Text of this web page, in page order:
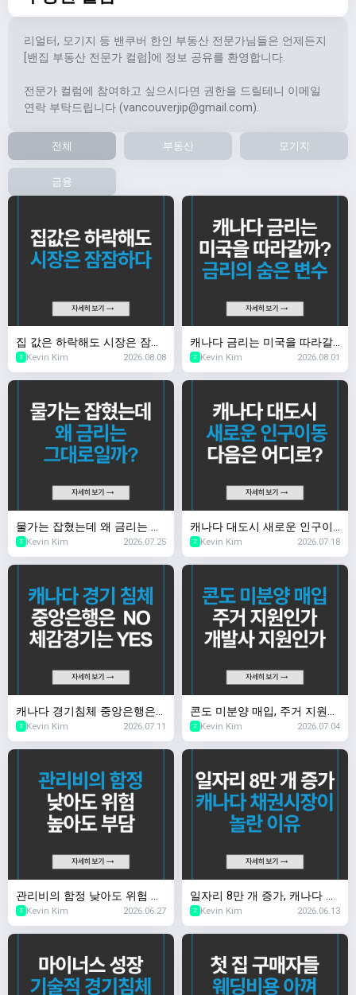
리얼터, 모기지 등 밴쿠버 한인 부동산 전문가님들은 언제든지
[밴집 부동산 전문가 컬럼]에 정보 공유를 환영합니다.
전문가 컬럼에 참여하고 싶으시다면 권한을 드릴테니 이메일
연락 부탁드립니다 (vancouverjip@gmail.com).
전체 부동산 모기지
금융
집 값은 하락해도 시장은 잠잠
하다
2 Kevin Kim 2026.08.08
캐나다 금리는 미국을 따라갈
까? 금리의 숨은 변수
2 Kevin Kim 2026.08.01
물가는 잡혔는데 왜 금리는 그
대로일까?
2 Kevin Kim 2026.07.25
캐나다 대도시 새로운 인구이
동 다음은 어디로?
2 Kevin Kim 2026.07.18
캐나다 경기침체 중앙은행은
NO, 체감 경기는 YES
2 Kevin Kim 2026.07.11
콘도 미분양 매입, 주거 지원인
가 개발사 지원인가
2 Kevin Kim 2026.07.04
관리비의 함정 낮아도 위험 높
아도 부담
2 Kevin Kim 2026.06.27
일자리 8만 개 증가, 캐나다 채
권시장이 놀란 이유
2 Kevin Kim 2026.06.13